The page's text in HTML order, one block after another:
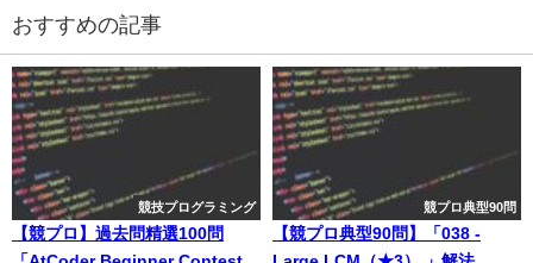
おすすめの記事
競技プログラミング
【競プロ】過去問精選100問
競プロ典型90問
【競プロ典型90問】「038 -